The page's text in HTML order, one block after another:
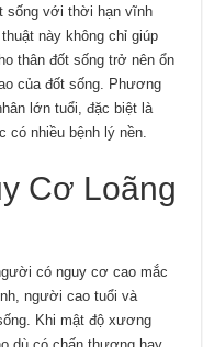
sống với thời hạn vĩnh
này không chỉ giúp
thân đốt sống trở nên ổn
của đốt sống. Phương
lớn tuổi, đặc biệt là
nhiều bệnh lý nền.
Cơ Loãng
có nguy cơ cao mắc
người cao tuổi và
Khi mật độ xương